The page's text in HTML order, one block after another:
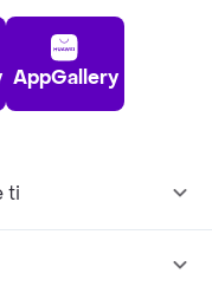
AppGallery
ti